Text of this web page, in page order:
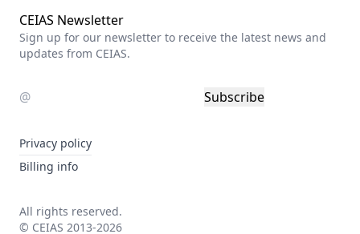
CEIAS Newsletter
Sign up for our newsletter to receive the latest news and
updates from CEIAS.
Subscribe
Privacy policy
Billing info
All rights reserved.
© CEIAS 2013-2026